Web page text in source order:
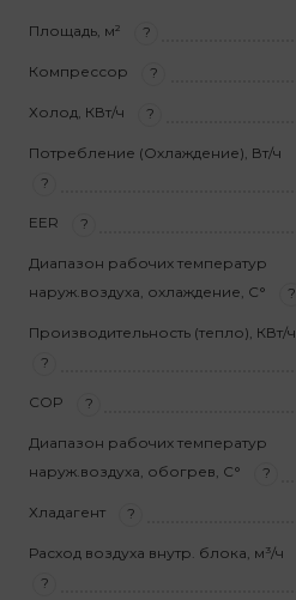
Площадь, м² ?
Компрессор ?
Холод, КВт/ч ?
Потребление (Охлаждение), Вт/ч
?
EER ?
Диапазон рабочих температур
наруж.воздуха, охлаждение, С°
?
Производительность (тепло), КВт/ч
?
COP ?
Диапазон рабочих температур
наруж.воздуха, обогрев, С°
?
Хладагент ?
Расход воздуха внутр. блока, м³/ч
?